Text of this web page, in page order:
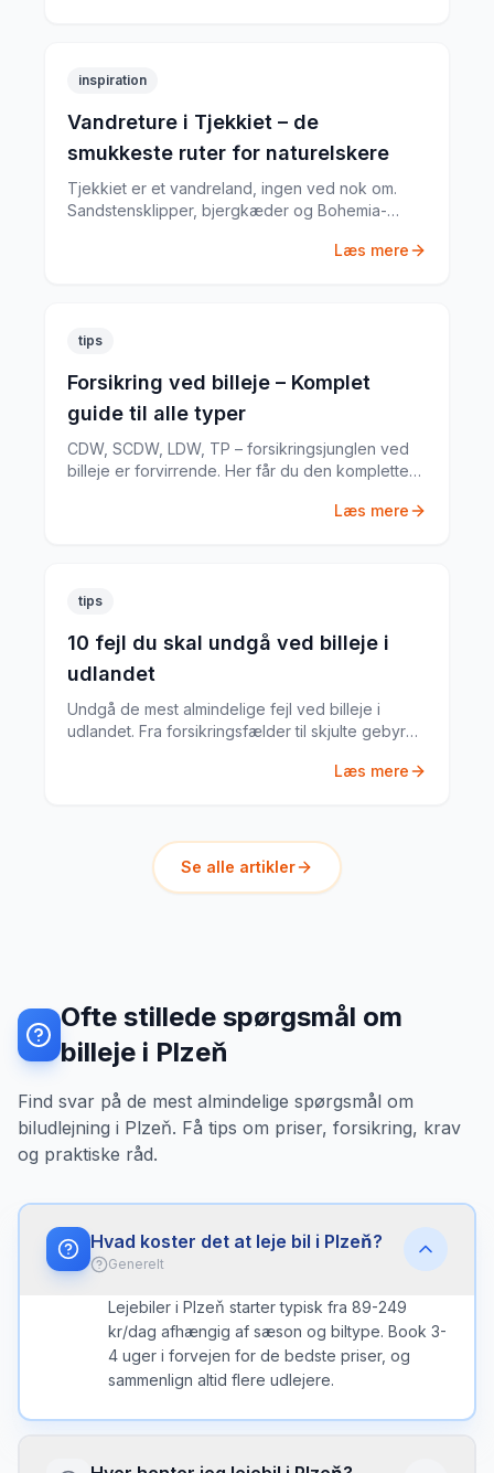
inspiration
Vandreture i Tjekkiet – de
smukkeste ruter for naturelskere
Tjekkiet er et vandreland, ingen ved nok om.
Sandstensklipper, bjergkæder og Bohemia-
Læs mere
tips
Forsikring ved billeje – Komplet
guide til alle typer
CDW, SCDW, LDW, TP – forsikringsjunglen ved
billeje er forvirrende. Her får du den komplette
Læs mere
tips
10 fejl du skal undgå ved billeje i
udlandet
Undgå de mest almindelige fejl ved billeje i
udlandet. Fra forsikringsfælder til skjulte gebyrer
Læs mere
Se alle artikler
Ofte stillede spørgsmål om
billeje i Plzeň
Find svar på de mest almindelige spørgsmål om
biludlejning i Plzeň. Få tips om priser, forsikring, krav
og praktiske råd.
Hvad koster det at leje bil i Plzeň?
Generelt
Lejebiler i Plzeň starter typisk fra 89-249
kr/dag afhængig af sæson og biltype. Book 3-
4 uger i forvejen for de bedste priser, og
sammenlign altid flere udlejere.